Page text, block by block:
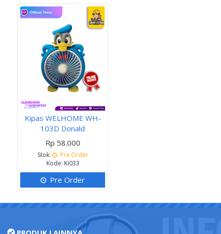
Kipas WELHOME WH-
103D Donald
Rp 58.000
Stok:
Pre Order
Kode: Ki033
Pre Order